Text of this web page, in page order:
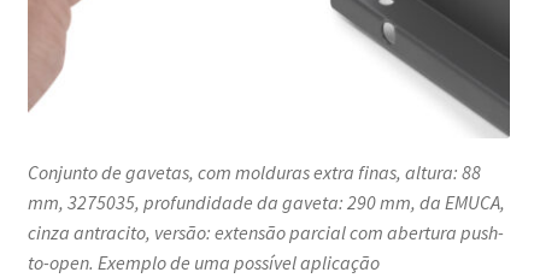
Conjunto de gavetas, com molduras extra finas, altura: 88
mm, 3275035, profundidade da gaveta: 290 mm, da EMUCA,
cinza antracito, versão: extensão parcial com abertura push-
to-open. Exemplo de uma possível aplicação